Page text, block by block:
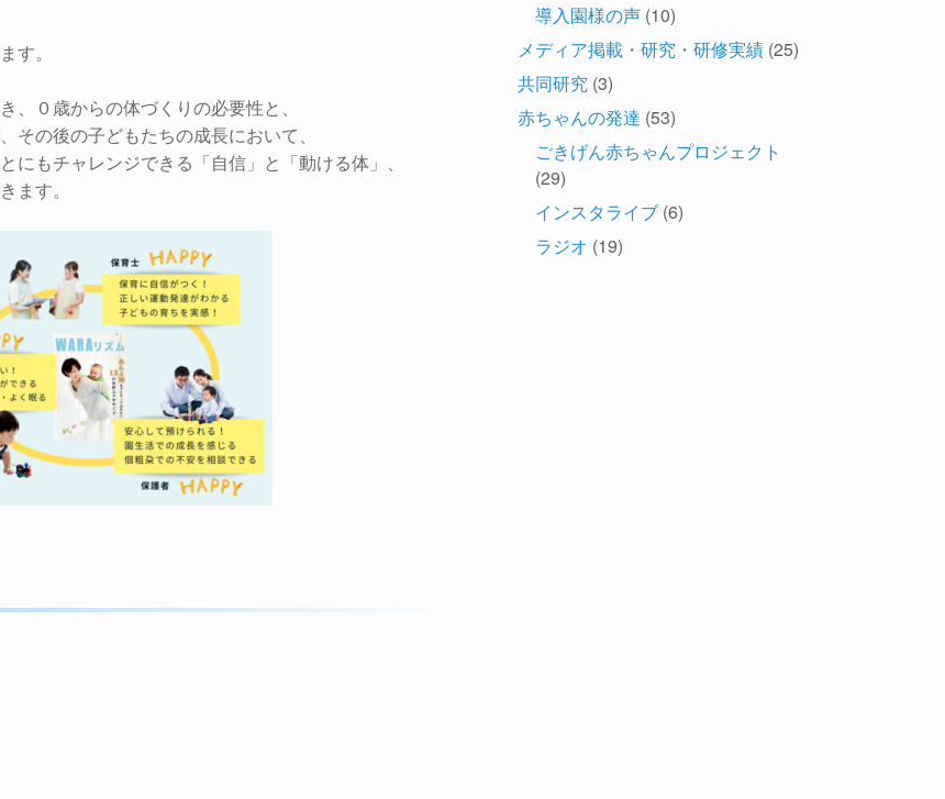
す。
０歳からの体づくりの必要性と、
の後の子どもたちの成長において、
もチャレンジできる「自信」と「動ける体」、
ます。
導入園様の声 (10)
メディア掲載・研究・研修実績 (25)
共同研究 (3)
赤ちゃんの発達 (53)
ごきげん赤ちゃんプロジェクト
(29)
インスタライブ (6)
ラジオ (19)